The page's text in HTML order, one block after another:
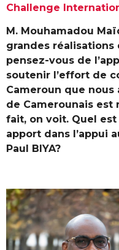
Challenge
M. Mouhamadou
grandes réalisations
pensez-vous de
soutenir l’effort de
Cameroun que
de Camerounais
fait, on voit. Quel
apport dans l’appui
Paul BIYA?